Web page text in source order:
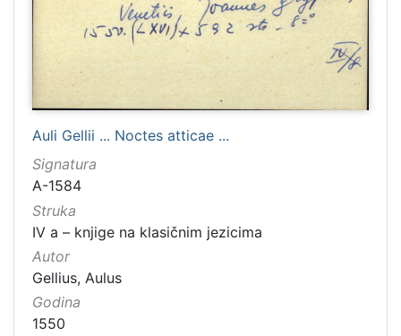
Auli Gellii ... Noctes atticae ...
Signatura
A-1584
Struka
IV a – knjige na klasičnim jezicima
Autor
Gellius, Aulus
Godina
1550